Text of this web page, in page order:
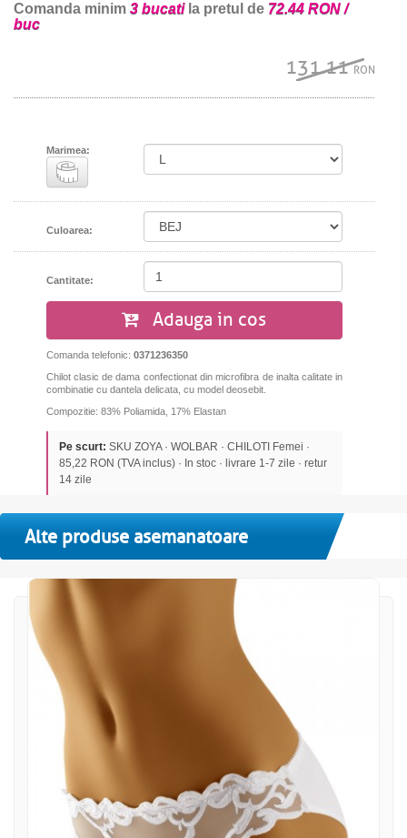
Comanda minim 3 bucatila pretul de 72.44 RON /
buc
131.11RON
Marimea:
Culoarea:
Cantitate:
Adauga in cos
Comanda telefonic: 0371236350
Chilot clasic de dama confectionat din microfibra de inalta calitate in
combinatie cu dantela delicata, cu model deosebit.
Compozitie: 83% Poliamida, 17% Elastan
Pe scurt: SKU ZOYA · WOLBAR · CHILOTI Femei ·
85,22 RON (TVA inclus) · In stoc · livrare 1-7 zile · retur
14 zile
Alte produse asemanatoare